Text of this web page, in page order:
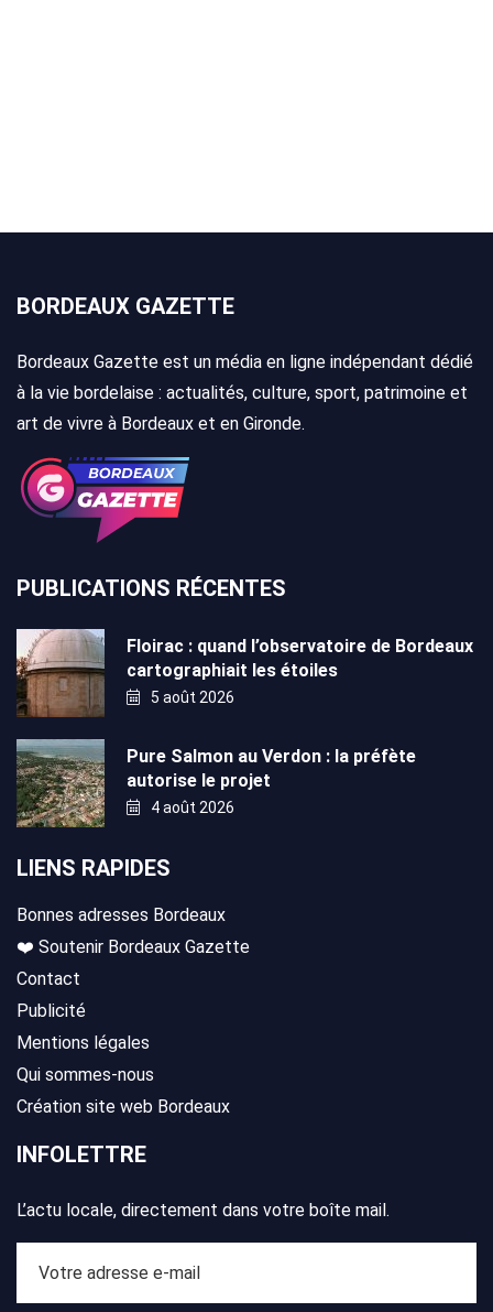
BORDEAUX GAZETTE
Bordeaux Gazette est un média en ligne indépendant dédié
à la vie bordelaise : actualités, culture, sport, patrimoine et
art de vivre à Bordeaux et en Gironde.
PUBLICATIONS RÉCENTES
Floirac : quand l’observatoire de Bordeaux
cartographiait les étoiles
5 août 2026
Pure Salmon au Verdon : la préfète
autorise le projet
4 août 2026
LIENS RAPIDES
Bonnes adresses Bordeaux
❤️ Soutenir Bordeaux Gazette
Contact
Publicité
Mentions légales
Qui sommes-nous
Création site web Bordeaux
INFOLETTRE
L’actu locale, directement dans votre boîte mail.